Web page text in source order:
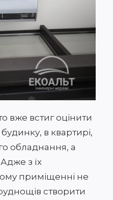
вже встиг оцінити
в квартирі,
обладнання, а
з їх
приміщенні не
створити